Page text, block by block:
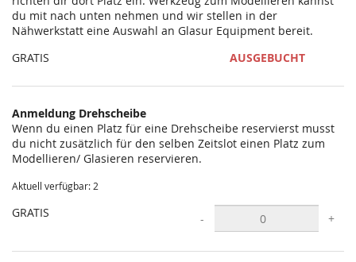
du mit nach unten nehmen und wir stellen in der
Nähwerkstatt eine Auswahl an Glasur Equipment bereit.
GRATIS
AUSGEBUCHT
Anmeldung Drehscheibe
Wenn du einen Platz für eine Drehscheibe reservierst musst
du nicht zusätzlich für den selben Zeitslot einen Platz zum
Modellieren/ Glasieren reservieren.
Aktuell verfügbar: 2
GRATIS - +